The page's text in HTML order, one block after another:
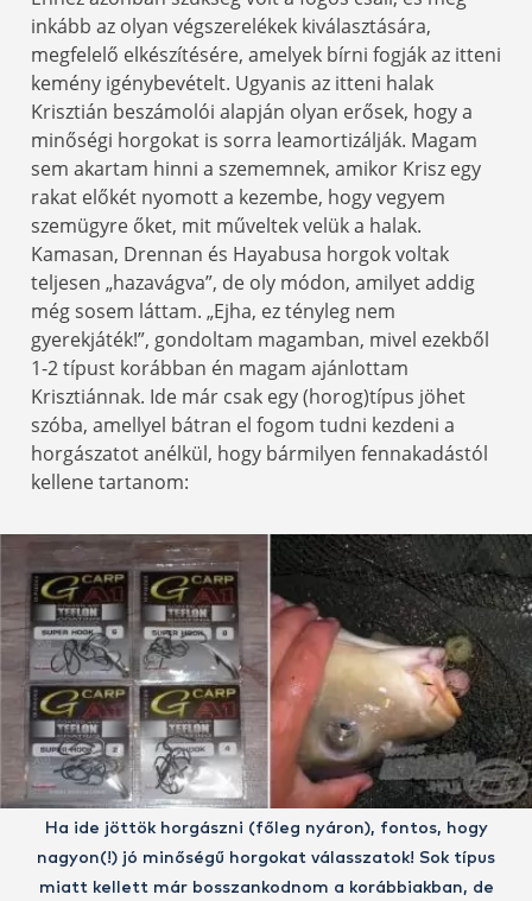
inkább az olyan végszerelékek kiválasztására,
megfelelő elkészítésére, amelyek bírni fogják az itteni
kemény igénybevételt. Ugyanis az itteni halak
Krisztián beszámolói alapján olyan erősek, hogy a
minőségi horgokat is sorra leamortizálják. Magam
sem akartam hinni a szememnek, amikor Krisz egy
rakat előkét nyomott a kezembe, hogy vegyem
szemügyre őket, mit műveltek velük a halak.
Kamasan, Drennan és Hayabusa horgok voltak
teljesen „hazavágva”, de oly módon, amilyet addig
még sosem láttam. „Ejha, ez tényleg nem
gyerekjáték!”, gondoltam magamban, mivel ezekből
1-2 típust korábban én magam ajánlottam
Krisztiánnak. Ide már csak egy (horog)típus jöhet
szóba, amellyel bátran el fogom tudni kezdeni a
horgászatot anélkül, hogy bármilyen fennakadástól
kellene tartanom:
Ha ide jöttök horgászni (főleg nyáron), fontos, hogy
nagyon(!) jó minőségű horgokat válasszatok! Sok típus
miatt kellett már bosszankodnom a korábbiakban, de